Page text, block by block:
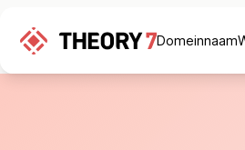
Domeinnaam